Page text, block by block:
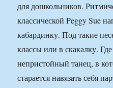
для дошкольников.
классической Peggy Sue
кабардинку. Под такие
классы или в скакалку.
непристойный танец, в
старается навязать себя